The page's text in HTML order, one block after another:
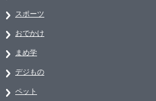
スポーツ
おでかけ
まめ学
デジもの
ペット